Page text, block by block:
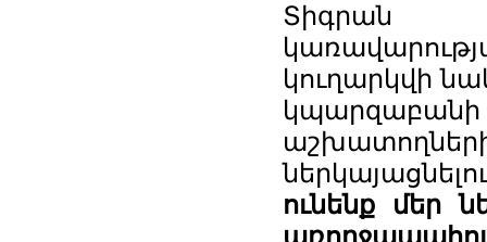
Տիգրան
կուղարկվի
ունենք մեր